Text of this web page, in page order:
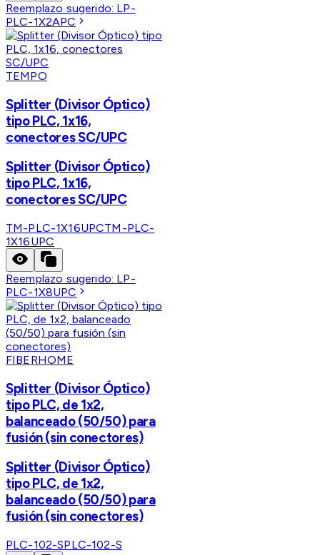
Reemplazo sugerido: LP-
PLC-1X2APC
TEMPO
Splitter (Divisor Óptico)
tipo PLC, 1x16,
conectores SC/UPC
Splitter (Divisor Óptico)
tipo PLC, 1x16,
conectores SC/UPC
TM-PLC-1X16UPCTM-PLC-
1X16UPC
Reemplazo sugerido: LP-
PLC-1X8UPC
FIBERHOME
Splitter (Divisor Óptico)
tipo PLC, de 1x2,
balanceado (50/50) para
fusión (sin conectores)
Splitter (Divisor Óptico)
tipo PLC, de 1x2,
balanceado (50/50) para
fusión (sin conectores)
PLC-102-SPLC-102-S